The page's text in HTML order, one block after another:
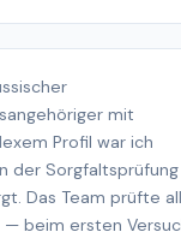
mit
Profil war ich
der Sorgfaltsprüfung
Das Team prüfte
— beim ersten